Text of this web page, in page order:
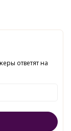
ответят на